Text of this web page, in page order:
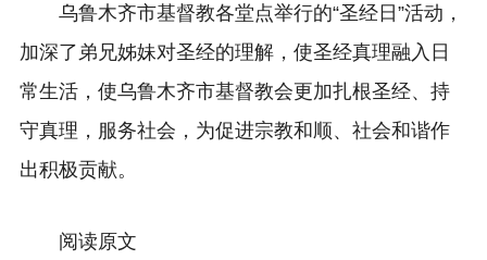
乌鲁木齐市基督教各堂点举行的“圣经日”活动，
加深了弟兄姊妹对圣经的理解，使圣经真理融入日
常生活，使乌鲁木齐市基督教会更加扎根圣经、持
守真理，服务社会，为促进宗教和顺、社会和谐作
出积极贡献。
阅读原文